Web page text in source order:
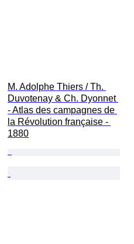
M. Adolphe Thiers / Th.
Duvotenay & Ch. Dyonnet
- Atlas des campagnes de
la Révolution française -
1880